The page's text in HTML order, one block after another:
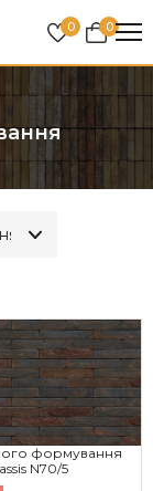
0 0
формування
N70/5